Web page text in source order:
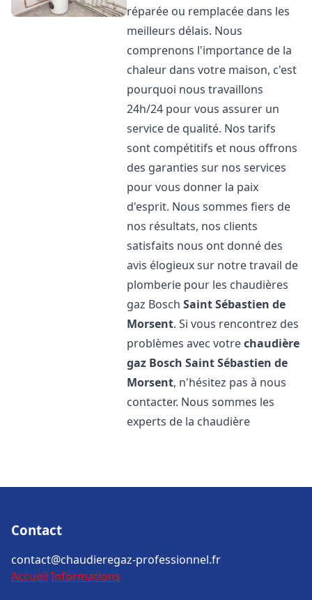
réparée ou remplacée dans les
meilleurs délais. Nous
comprenons l'importance de la
chaleur dans votre maison, c'est
pourquoi nous travaillons
24h/24 pour vous assurer un
service de qualité. Nos tarifs
sont compétitifs et nous offrons
des garanties sur nos services
pour vous donner la paix
d'esprit. Nous sommes fiers de
nos résultats, nos clients
satisfaits nous ont donné des
avis élogieux sur notre travail de
plomberie pour les chaudières
gaz BoschSaint Sébastien de
Morsent. Si vous rencontrez des
problèmes avec votrechaudière
gaz Bosch Saint Sébastien de
Morsent, n'hésitez pas à nous
contacter. Nous sommes les
experts de la chaudière
Contact
contact@chaudieregaz-professionnel.fr
Accueil Informations